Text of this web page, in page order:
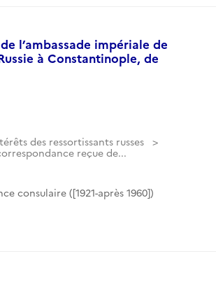
l’ambassade impériale de
à Constantinople, de
des ressortissants russes
reçue de...
consulaire ([1921-après 1960])